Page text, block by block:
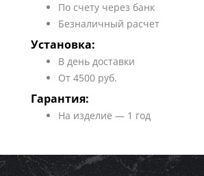
По счету через банк
Безналичный расчет
Установка:
В день доставки
От 4500 руб.
Гарантия:
На изделие — 1 год